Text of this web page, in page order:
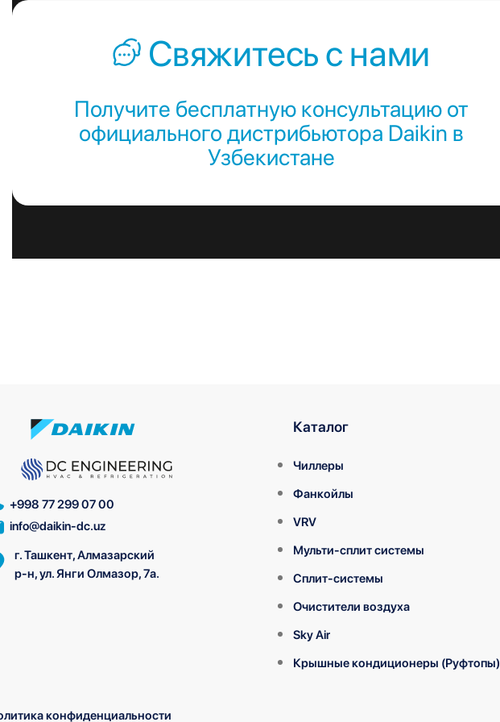
Свяжитесь с нами
Получите бесплатную консультацию от
официального дистрибьютора Daikin в
Узбекистане
+998 77 299 07 00
info@daikin-dc.uz
г. Ташкент, Алмазарский
р-н, ул. Янги Олмазор, 7а.
Каталог
Чиллеры
Фанкойлы
VRV
Мульти-сплит системы
Сплит-системы
Очистители воздуха
Sky Air
Крышные кондиционеры (Руфтопы)
конфиденциальности